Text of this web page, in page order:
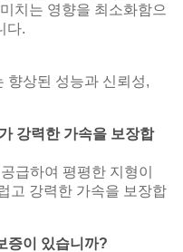
치는 영향을 최소화함으
다.
향상된 성능과 신뢰성,
강력한 가속을 보장합
급하여 평평한 지형이
고 강력한 가속을 보장합
증이 있습니까?